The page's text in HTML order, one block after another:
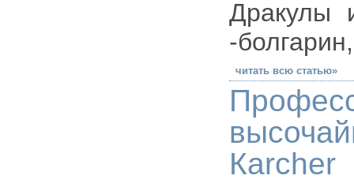
Дракулы
-
читать всю статью»
Кarcher